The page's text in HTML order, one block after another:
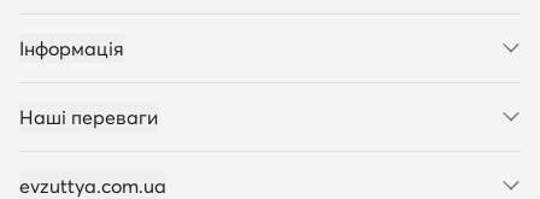
Інформація
Наші переваги
evzuttya.com.ua